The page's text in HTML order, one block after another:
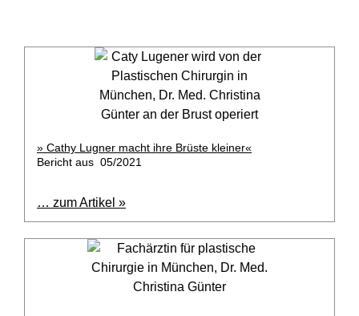
» Cathy Lugner macht ihre Brüste kleiner«
Bericht aus 05/2021
… zum Artikel »